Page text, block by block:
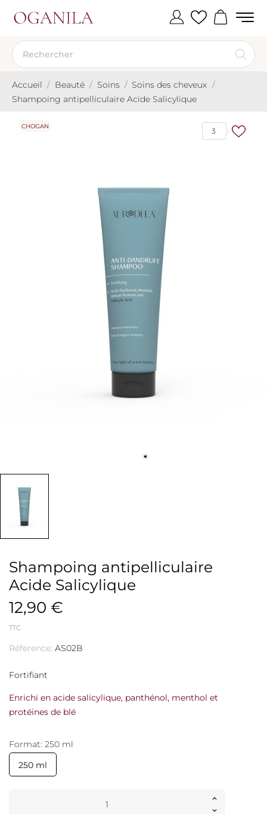
Accueil Beauté Soins
Soins des cheveux
Shampoing antipelliculaire Acide Salicylique
3
CHOGAN
Shampoing antipelliculaire
Acide Salicylique
12,90 €
TTC
Référence: AS02B
Fortifiant
Enrichi en acide salicylique, panthénol, menthol et
protéines de blé
Format: 250 ml
250 ml